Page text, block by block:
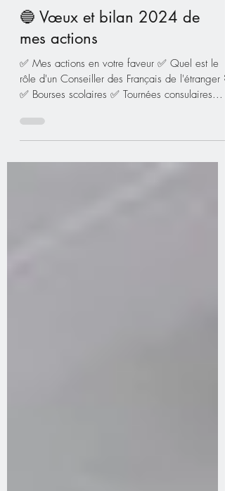
🔵 Vœux et bilan 2024 de
mes actions
✅ Mes actions en votre faveur ✅ Quel est le
✅ Bourses scolaires ✅ Tournées consulaires...